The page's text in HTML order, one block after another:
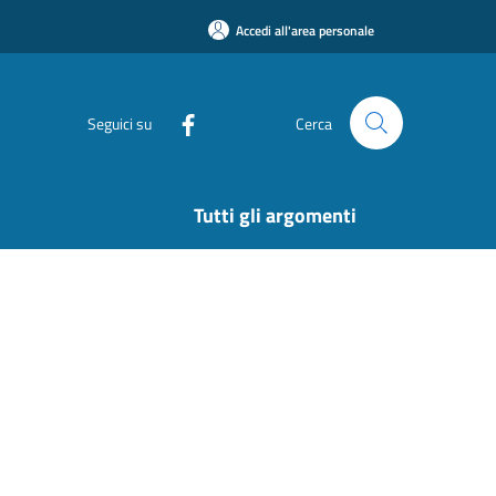
Accedi all'area personale
Seguici su Cerca
Tutti gli argomenti